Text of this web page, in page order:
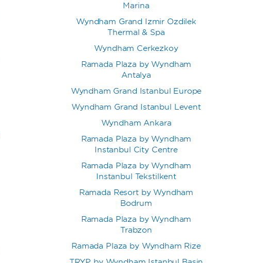
Marina
Wyndham Grand Izmir Ozdilek
Thermal & Spa
Wyndham Cerkezkoy
Ramada Plaza by Wyndham
Antalya
Wyndham Grand Istanbul Europe
Wyndham Grand Istanbul Levent
Wyndham Ankara
Ramada Plaza by Wyndham
Instanbul City Centre
Ramada Plaza by Wyndham
Instanbul Tekstilkent
Ramada Resort by Wyndham
Bodrum
Ramada Plaza by Wyndham
Trabzon
Ramada Plaza by Wyndham Rize